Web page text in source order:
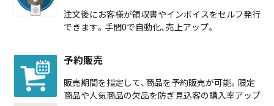
注文後にお客様が領収書やインボイスをセルフ発行
できます。手間0で自動化、売上アップ。
予約販売
販売期間を指定して、商品を予約販売が可能。限定
商品や人気商品の欠品を防ぎ見込客の購入率アップ